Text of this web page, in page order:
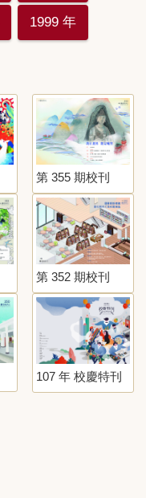
1999 年
第 355 期校刊
第 352 期校刊
107 年 校慶特刊